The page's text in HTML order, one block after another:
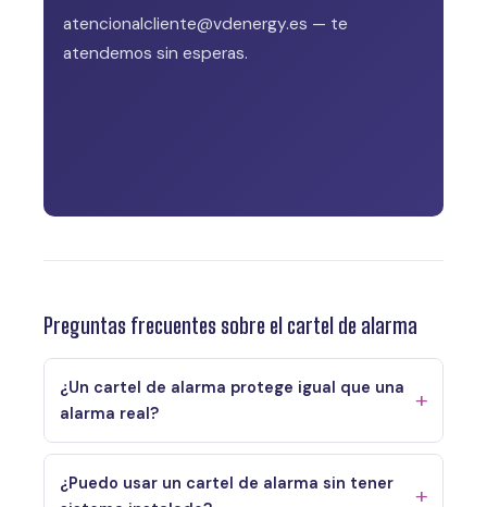
atencionalcliente@vdenergy.es — te
atendemos sin esperas.
Preguntas frecuentes sobre el cartel de alarma
¿Un cartel de alarma protege igual que una
alarma real?
¿Puedo usar un cartel de alarma sin tener